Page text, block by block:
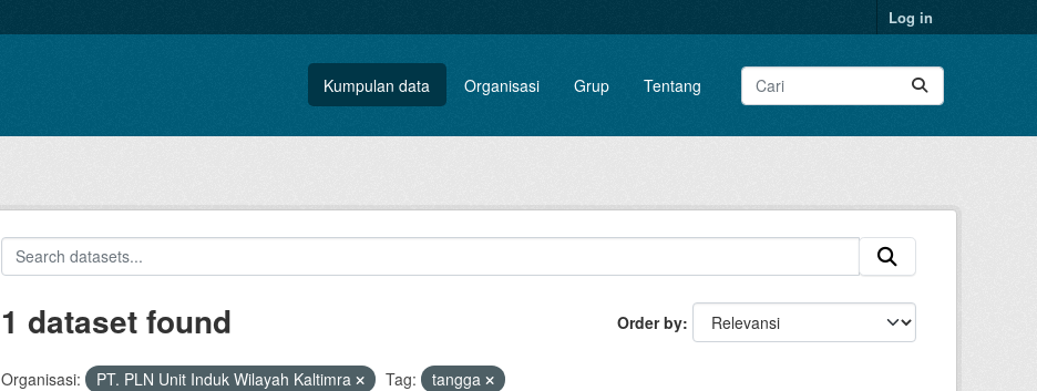
Log in
Kumpulan data Organisasi Grup Tentang
Order by
1 dataset found
Organisasi: PT. PLN Unit Induk Wilayah Kaltimra Tag:
tangga